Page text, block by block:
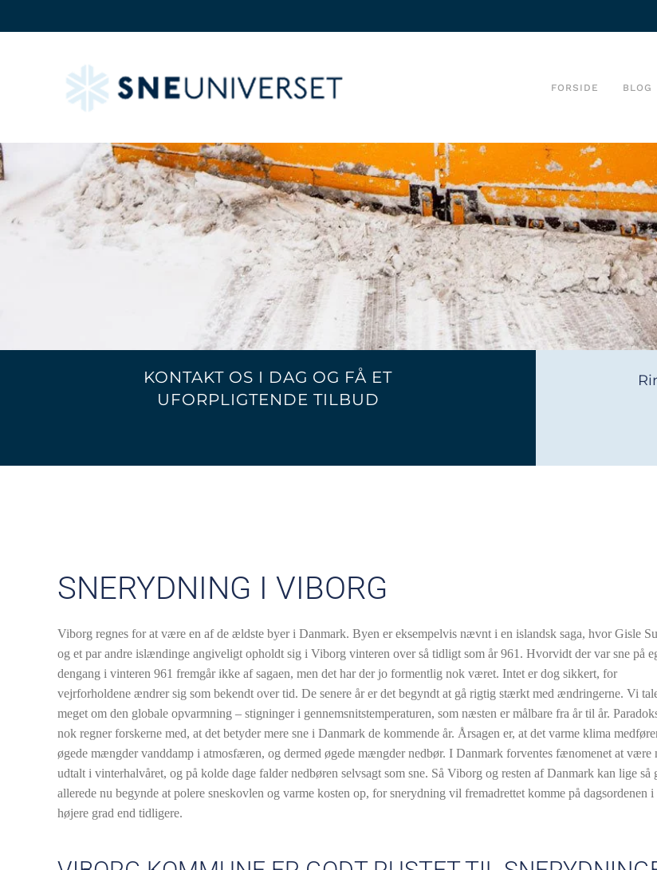
FORSIDE BLOG
KONTAKT OS I DAG OG FÅ ET
UFORPLIGTENDE TILBUD
SNERYDNING I VIBORG
Viborg regnes for at være en af de ældste byer i Danmark. Byen er eksempelvis nævnt i en islandsk saga, hvor Gisle
og et par andre islændinge angiveligt opholdt sig i Viborg vinteren over så tidligt som år 961. Hvorvidt der var sne på
dengang i vinteren 961 fremgår ikke af sagaen, men det har der jo formentlig nok været. Intet er dog sikkert, for
vejrforholdene ændrer sig som bekendt over tid. De senere år er det begyndt at gå rigtig stærkt med ændringerne. Vi
meget om den globale opvarmning – stigninger i gennemsnitstemperaturen, som næsten er målbare fra år til år.
nok regner forskerne med, at det betyder mere sne i Danmark de kommende år. Årsagen er, at det varme klima
øgede mængder vanddamp i atmosfæren, og dermed øgede mængder nedbør. I Danmark forventes fænomenet at være
udtalt i vinterhalvåret, og på kolde dage falder nedbøren selvsagt som sne. Så Viborg og resten af Danmark kan lige så
allerede nu begynde at polere sneskovlen og varme kosten op, for snerydning vil fremadrettet komme på dagsordenen i
højere grad end tidligere.